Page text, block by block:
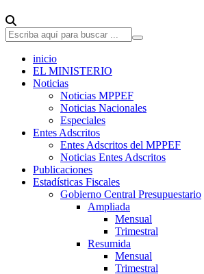
inicio
EL MINISTERIO
Noticias
Noticias MPPEF
Noticias Nacionales
Especiales
Entes Adscritos
Entes Adscritos del MPPEF
Noticias Entes Adscritos
Publicaciones
Estadísticas Fiscales
Gobierno Central Presupuestario
Ampliada
Mensual
Trimestral
Resumida
Mensual
Trimestral